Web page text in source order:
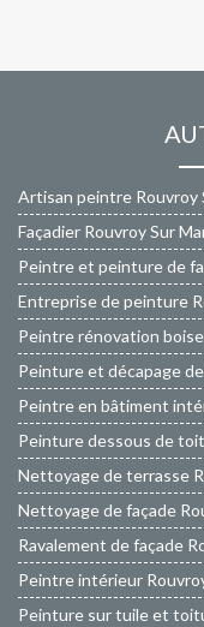
Artisan peintre Rouvroy
Façadier Rouvroy Sur
Peintre et peinture de
Entreprise de peinture
Peintre rénovation
Peinture et décapage
Peintre en bâtiment
Peinture dessous de
Nettoyage de terrasse
Nettoyage de façade
Ravalement de façade
Peintre intérieur
Peinture sur tuile et